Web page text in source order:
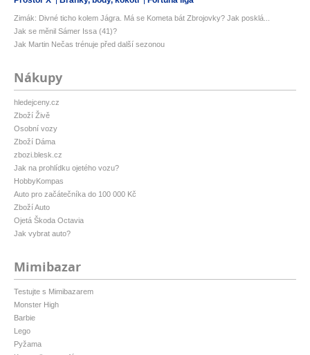
Zimák: Divné ticho kolem Jágra. Má se Kometa bát Zbrojovky? Jak posklá...
Jak se měnil Sámer Issa (41)?
Jak Martin Nečas trénuje před další sezonou
Nákupy
hledejceny.cz
Zboží Živě
Osobní vozy
Zboží Dáma
zbozi.blesk.cz
Jak na prohlídku ojetého vozu?
HobbyKompas
Auto pro začátečníka do 100 000 Kč
Zboží Auto
Ojetá Škoda Octavia
Jak vybrat auto?
Mimibazar
Testujte s Mimibazarem
Monster High
Barbie
Lego
Pyžama